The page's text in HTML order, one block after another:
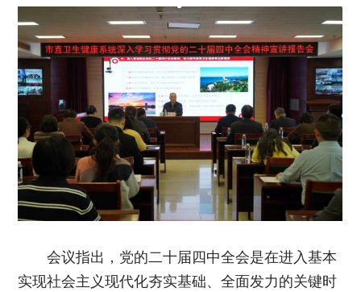
会议指出，党的二十届四中全会是在进入基本
实现社会主义现代化夯实基础、全面发力的关键时